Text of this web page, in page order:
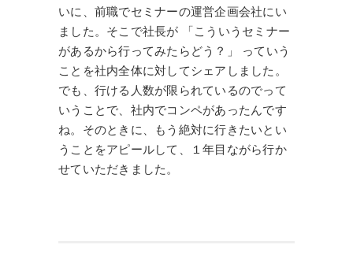
いに、前職でセミナーの運営企画会社にい
ました。そこで社長が 「こういうセミナー
があるから行ってみたらどう？」 っていう
ことを社内全体に対してシェアしました。
でも、行ける人数が限られているのでって
いうことで、社内でコンペがあったんです
ね。そのときに、もう絶対に行きたいとい
うことをアピールして、１年目ながら行か
せていただきました。